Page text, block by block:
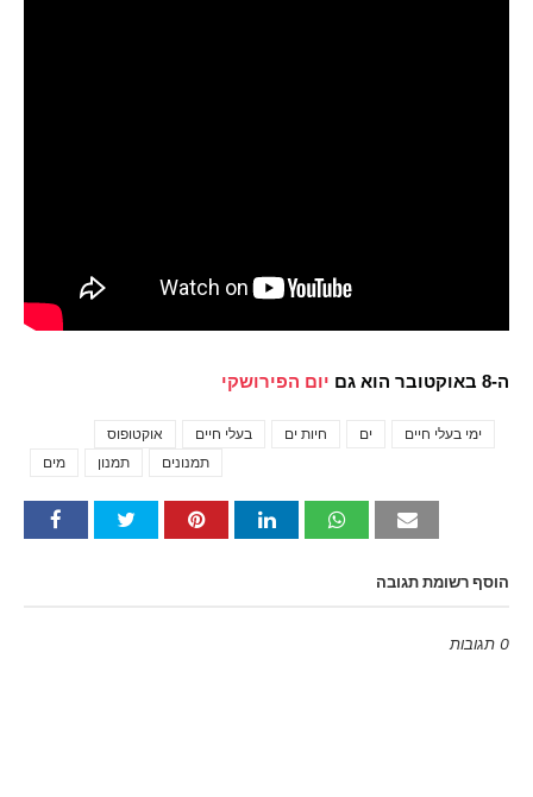
ה-8 באוקטובר הוא גם יום הפירושקי
אוקטופוס בעלי חיים חיות ים ים
ימי בעלי חיים
מים
תמנון תמנונים
הוסף רשומת תגובה
0 תגובות